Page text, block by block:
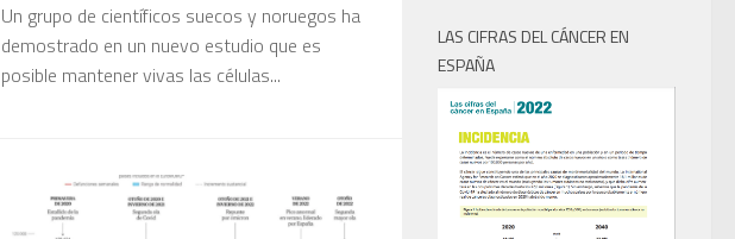
Un grupo de científicos suecos y noruegos ha
demostrado en un nuevo estudio que es
posible mantener vivas las células...
LAS CIFRAS DEL CÁNCER EN
ESPAÑA